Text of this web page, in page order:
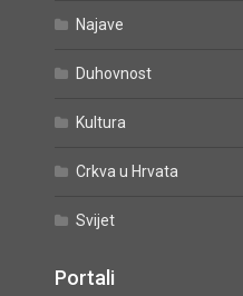
Najave
Duhovnost
Kultura
Crkva u Hrvata
Svijet
Portali